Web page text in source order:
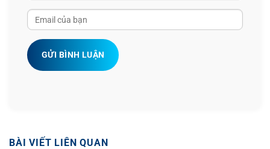
GỬI BÌNH LUẬN
BÀI VIẾT LIÊN QUAN